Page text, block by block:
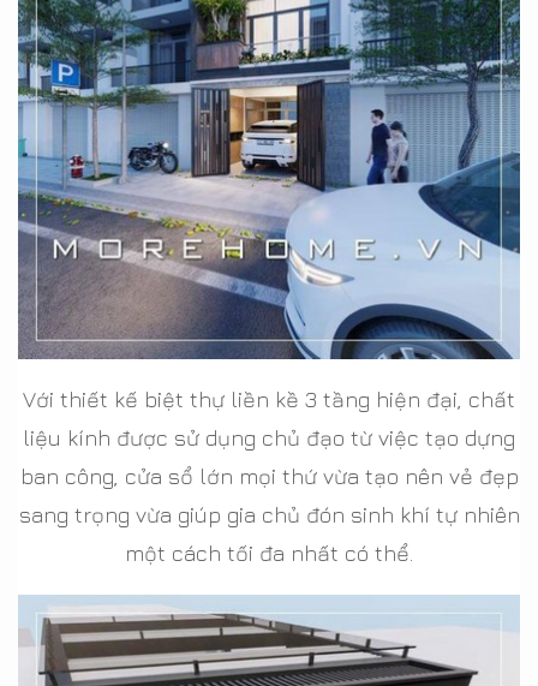
Với thiết kế biệt thự liền kề 3 tầng hiện đại, chất
liệu kính được sử dụng chủ đạo từ việc tạo dựng
ban công, cửa sổ lớn mọi thứ vừa tạo nên vẻ đẹp
sang trọng vừa giúp gia chủ đón sinh khí tự nhiên
một cách tối đa nhất có thể.